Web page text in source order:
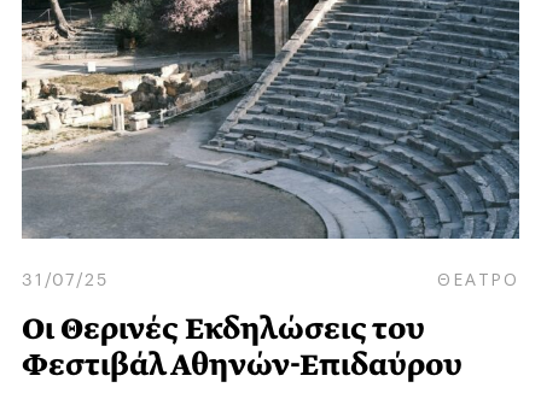
31/07/25 ΘΕΑΤΡΟ
Οι Θερινές Εκδηλώσεις του
Φεστιβάλ Αθηνών-Επιδαύρου